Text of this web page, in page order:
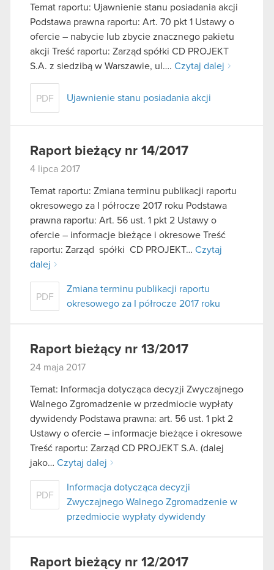
Temat raportu: Ujawnienie stanu posiadania akcji
Podstawa prawna raportu: Art. 70 pkt 1 Ustawy o
ofercie – nabycie lub zbycie znacznego pakietu
akcji Treść raportu: Zarząd spółki CD PROJEKT
S.A. z siedzibą w Warszawie, ul…. Czytaj dalej
PDF Ujawnienie stanu posiadania akcji
Raport bieżący nr 14/2017
4 lipca 2017
Temat raportu: Zmiana terminu publikacji raportu
okresowego za I półrocze 2017 roku Podstawa
prawna raportu: Art. 56 ust. 1 pkt 2 Ustawy o
ofercie – informacje bieżące i okresowe Treść
raportu: Zarząd spółki CD PROJEKT… Czytaj
dalej
PDF
Zmiana terminu publikacji raportu
okresowego za I półrocze 2017 roku
Raport bieżący nr 13/2017
24 maja 2017
Temat: Informacja dotycząca decyzji Zwyczajnego
Walnego Zgromadzenie w przedmiocie wypłaty
dywidendy Podstawa prawna: art. 56 ust. 1 pkt 2
Ustawy o ofercie – informacje bieżące i okresowe
Treść raportu: Zarząd CD PROJEKT S.A. (dalej
jako… Czytaj dalej
PDF
Informacja dotycząca decyzji
Zwyczajnego Walnego Zgromadzenie w
przedmiocie wypłaty dywidendy
Raport bieżący nr 12/2017